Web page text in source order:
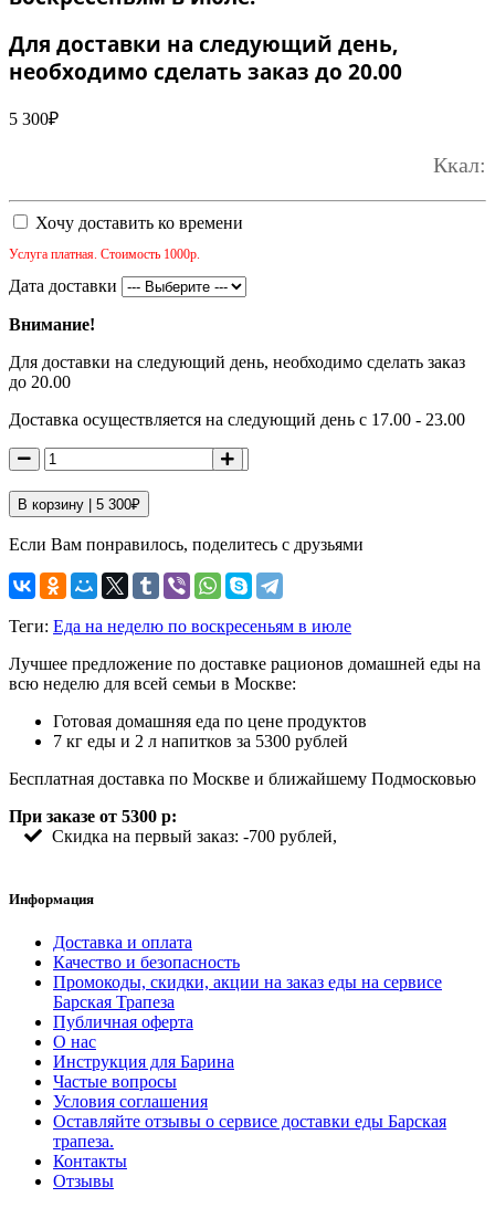
Для доставки на следующий день,
необходимо сделать заказ до 20.00
5 300₽
Ккал:
Хочу доставить ко времени
Услуга платная. Стоимость 1000р.
Дата доставки
Внимание!
Для доставки на следующий день, необходимо сделать заказ
до 20.00
Доставка осуществляется на следующий день с 17.00 - 23.00
В корзину | 5 300₽
Если Вам понравилось, поделитесь с друзьями
Теги: Еда на неделю по воскресеньям в июле
Лучшее предложение по доставке рационов домашней еды на
всю неделю для всей семьи в Москве:
Готовая домашняя еда по цене продуктов
7 кг еды и 2 л напитков за 5300 рублей
Бесплатная доставка по Москве и ближайшему Подмосковью
При заказе от 5300 р:
Скидка на первый заказ: -700 рублей,
Информация
Доставка и оплата
Качество и безопасность
Промокоды, скидки, акции на заказ еды на сервисе
Барская Трапеза
Публичная оферта
О нас
Инструкция для Барина
Частые вопросы
Условия соглашения
Оставляйте отзывы о сервисе доставки еды Барская
трапеза.
Контакты
Отзывы